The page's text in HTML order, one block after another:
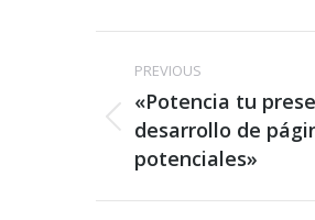
Post
navigation
PREVIOUS
Previous
post:
«Potencia tu
desarrollo de
potenciales»